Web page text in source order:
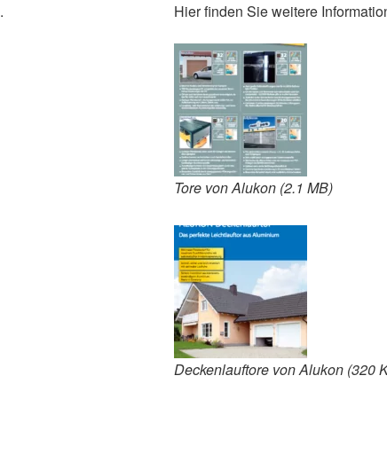
. Hier finden Sie weitere
Tore von Alukon (2.1 MB)
Deckenlauftore von Alukon (320